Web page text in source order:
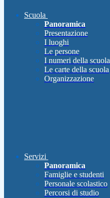
Scuola
Panoramica
Presentazione
I luoghi
Le persone
I numeri della scuola
Le carte della scuola
Organizzazione
Servizi
Panoramica
Famiglie e studenti
Personale scolastico
Percorsi di studio